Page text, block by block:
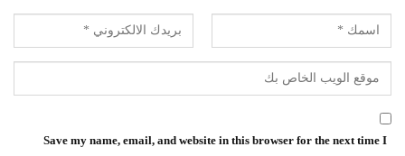
Save my name, email, and website in this browser for the next time I